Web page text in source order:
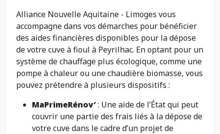
Alliance Nouvelle Aquitaine - Limoges vous
accompagne dans vos démarches pour bénéficier
des aides financières disponibles pour la dépose
de votre cuve à fioul à Peyrilhac. En optant pour un
système de chauffage plus écologique, comme une
pompe à chaleur ou une chaudière biomasse, vous
pouvez prétendre à plusieurs dispositifs :
MaPrimeRénov’: Une aide de l’État qui peut
couvrir une partie des frais liés à la dépose de
votre cuve dans le cadre d’un projet de